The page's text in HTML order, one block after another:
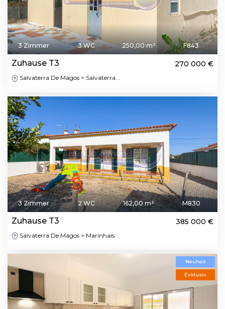
3 Zimmer 3 WC 250,00 m² F843
Zuhause T3 270 000 €
Salvaterra De Magos > Salvaterra...
3 Zimmer 2 WC 162,00 m² M830
Zuhause T3 385 000 €
Salvaterra De Magos > Marinhais
Neuheit
Exklusiv